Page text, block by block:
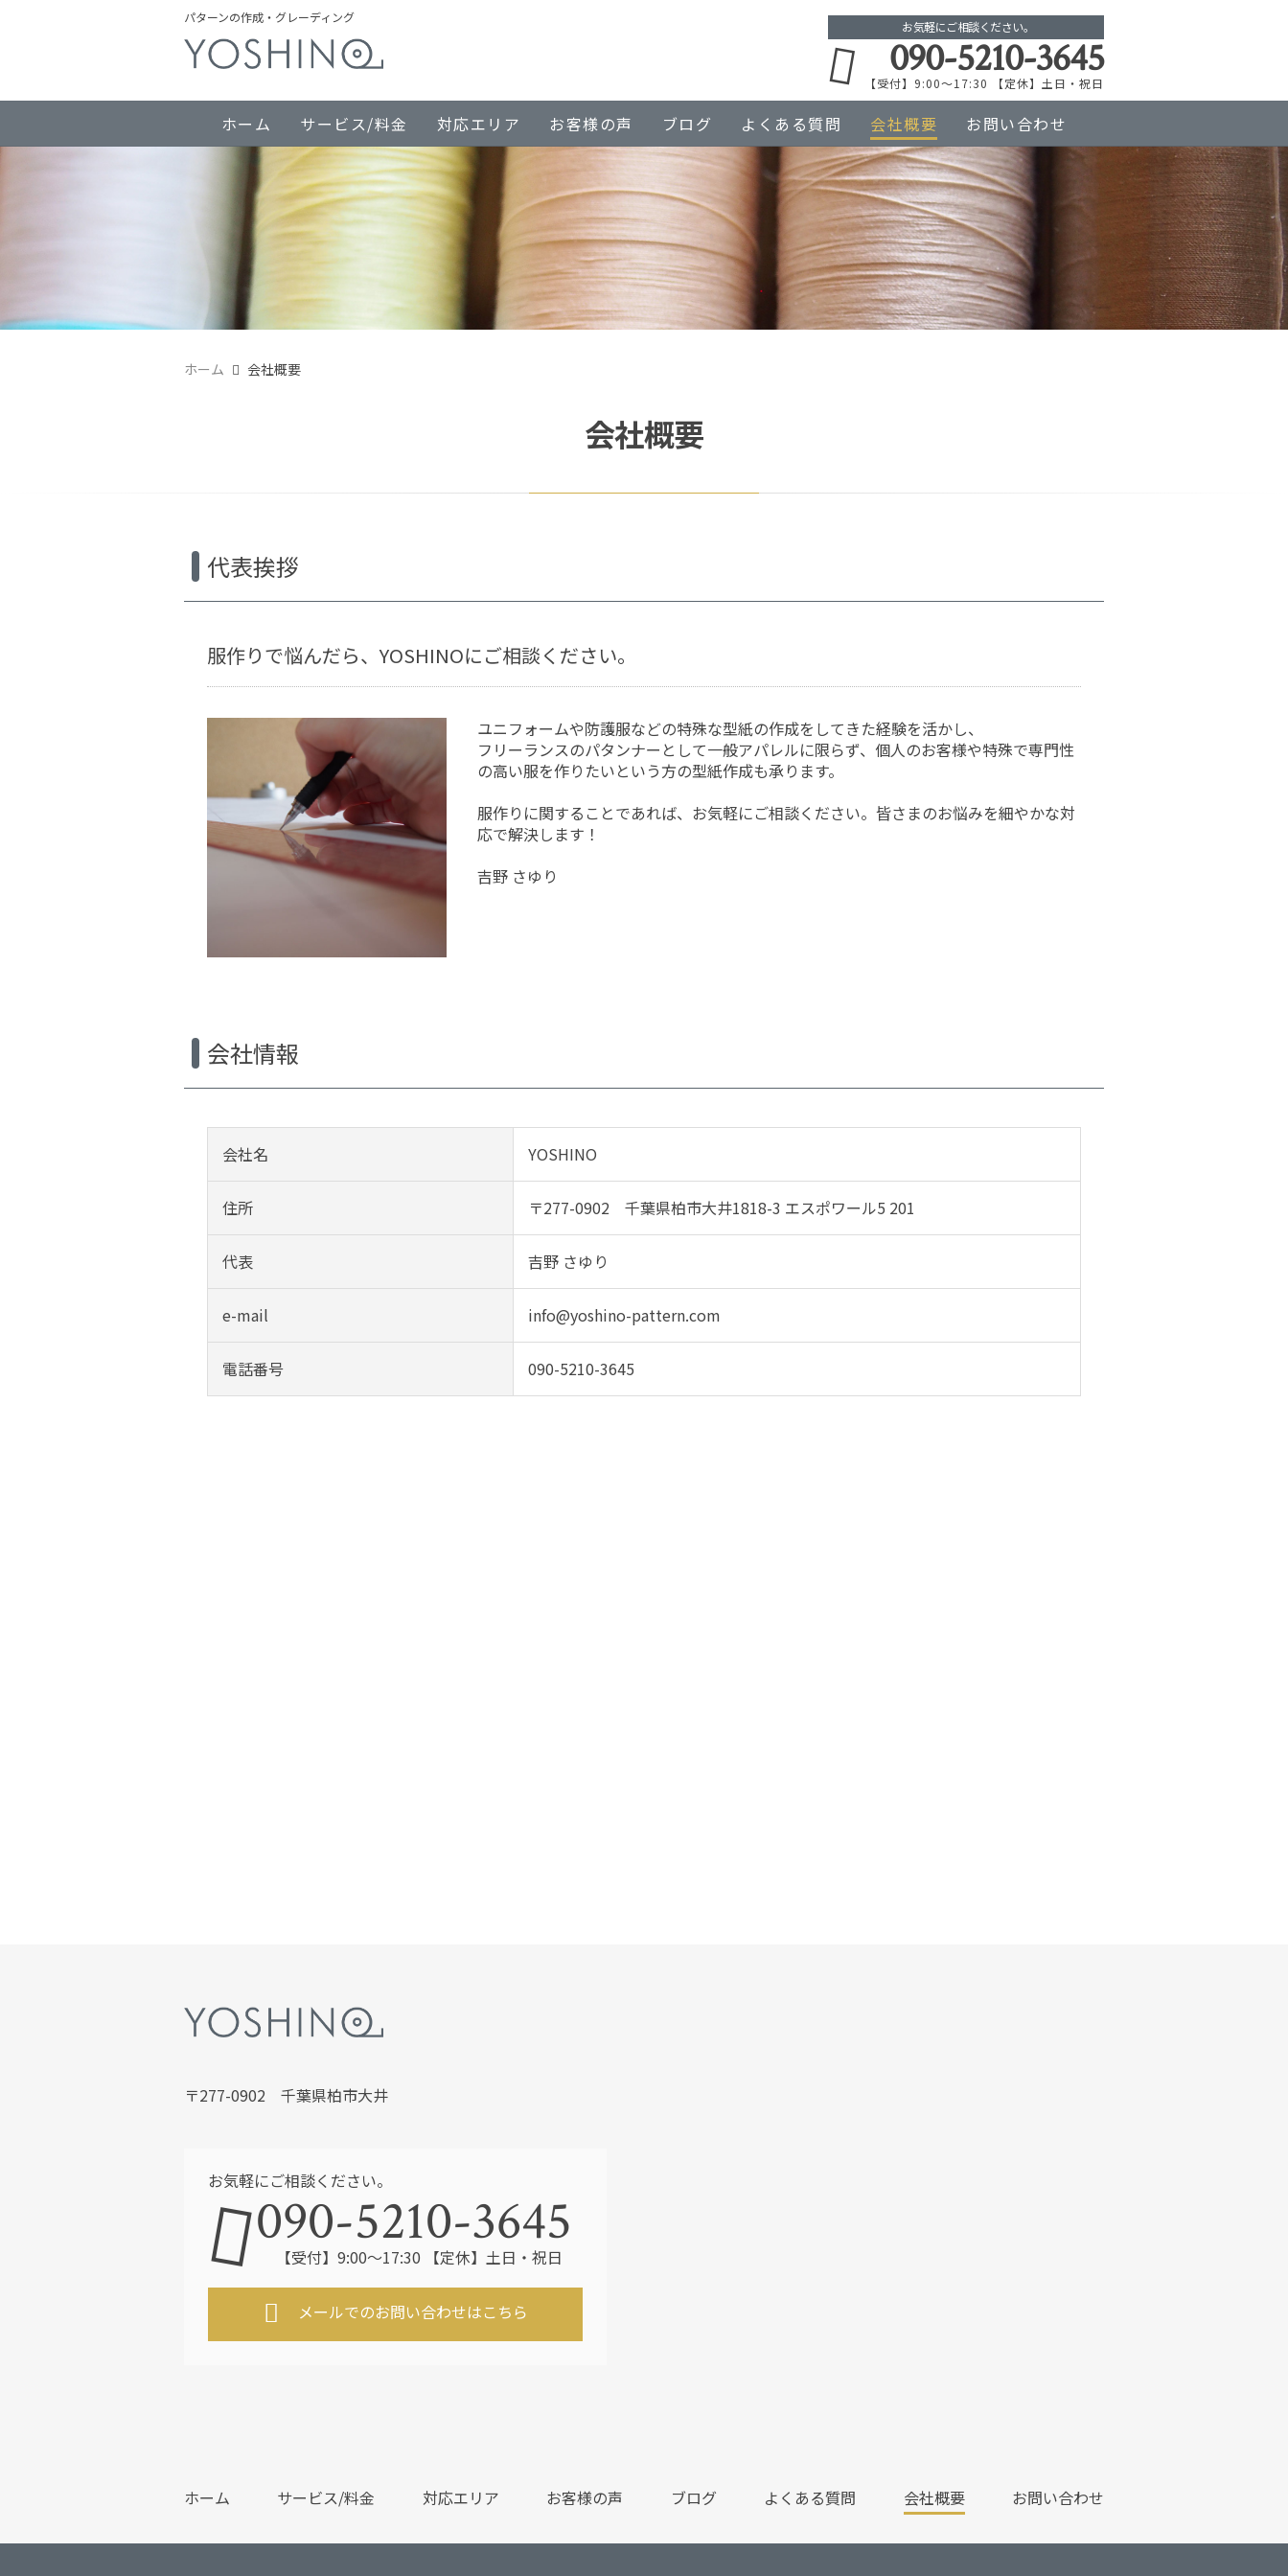
パターンの作成・グレーディング
お気軽にご相談ください。
090-5210-3645
【受付】9:00～17:30 【定休】土日・祝日
ホーム サービス/料金 対応エリア お客様の声 ブログ よくある質問 会社概要 お問い合わせ
ホーム 会社概要
会社概要
代表挨拶
服作りで悩んだら、YOSHINOにご相談ください。
ユニフォームや防護服などの特殊な型紙の作成をしてきた経験を活かし、
フリーランスのパタンナーとして一般アパレルに限らず、個人のお客様や特殊で専門性
の高い服を作りたいという方の型紙作成も承ります。
服作りに関することであれば、お気軽にご相談ください。皆さまのお悩みを細やかな対
応で解決します！
吉野 さゆり
会社情報
会社名 YOSHINO
住所 〒277-0902 千葉県柏市大井1818-3 エスポワール5 201
代表 吉野 さゆり
e-mail info@yoshino-pattern.com
電話番号 090-5210-3645
〒277-0902 千葉県柏市大井
お気軽にご相談ください。
090-5210-3645
【受付】9:00～17:30 【定休】土日・祝日
メールでのお問い合わせはこちら
ホーム サービス/料金 対応エリア お客様の声 ブログ よくある質問 会社概要 お問い合わせ